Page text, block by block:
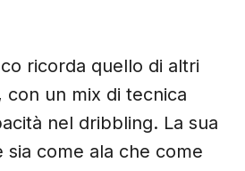
ricorda quello di altri
con un mix di tecnica
nel dribbling. La sua
sia come ala che come